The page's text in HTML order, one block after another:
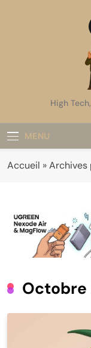
High
MENU
Accueil »Archives
Octobre